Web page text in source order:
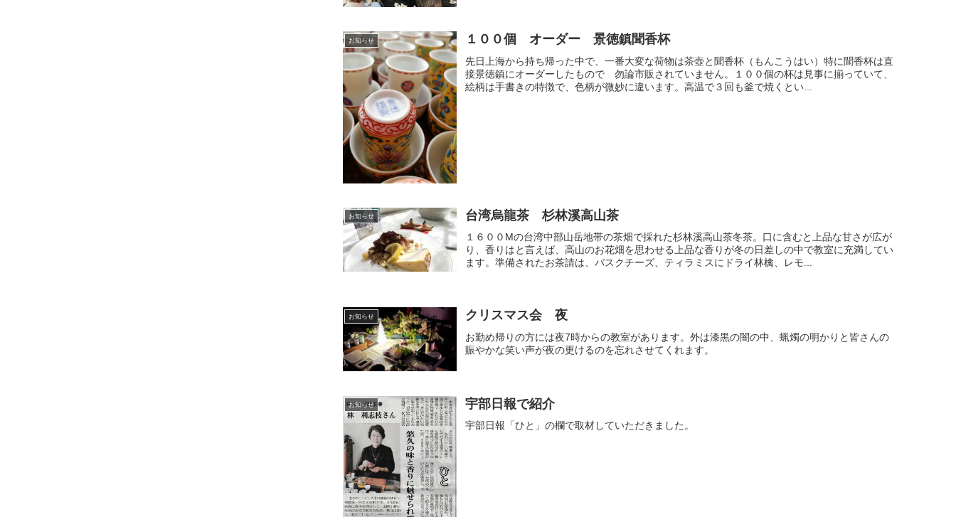
お知らせ １００個 オーダー 景徳鎮聞香杯
先日上海から持ち帰った中で、一番大変な荷物は茶壺と聞香杯（もんこうはい）特に聞香杯は直
接景徳鎮にオーダーしたもので 勿論市販されていません。１００個の杯は見事に揃っていて、
絵柄は手書きの特徴で、色柄が微妙に違います。高温で３回も釜で焼くとい...
お知らせ 台湾烏龍茶 杉林溪高山茶
１６００Mの台湾中部山岳地帯の茶畑で採れた杉林溪高山茶冬茶。口に含むと上品な甘さが広が
り、香りはと言えば、高山のお花畑を思わせる上品な香りが冬の日差しの中で教室に充満してい
ます。準備されたお茶請は、バスクチーズ、ティラミスにドライ林檎、レモ...
お知らせ クリスマス会 夜
お勤め帰りの方には夜7時からの教室があります。外は漆黒の闇の中、蝋燭の明かりと皆さんの
賑やかな笑い声が夜の更けるのを忘れさせてくれます。
お知らせ 宇部日報で紹介
宇部日報「ひと」の欄で取材していただきました。